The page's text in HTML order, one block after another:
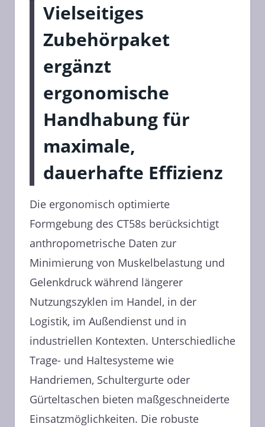
Vielseitiges
Zubehörpaket
ergänzt
ergonomische
Handhabung für
maximale,
dauerhafte Effizienz
Die ergonomisch optimierte
Formgebung des CT58s berücksichtigt
anthropometrische Daten zur
Minimierung von Muskelbelastung und
Gelenkdruck während längerer
Nutzungszyklen im Handel, in der
Logistik, im Außendienst und in
industriellen Kontexten. Unterschiedliche
Trage- und Haltesysteme wie
Handriemen, Schultergurte oder
Gürteltaschen bieten maßgeschneiderte
Einsatzmöglichkeiten. Die robuste